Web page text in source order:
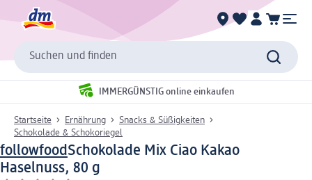
Suchen und finden
IMMERGÜNSTIG online einkaufen
Startseite Ernährung
Snacks & Süßigkeiten
Schokolade & Schokoriegel
followfoodSchokolade Mix Ciao Kakao
Haselnuss, 80 g